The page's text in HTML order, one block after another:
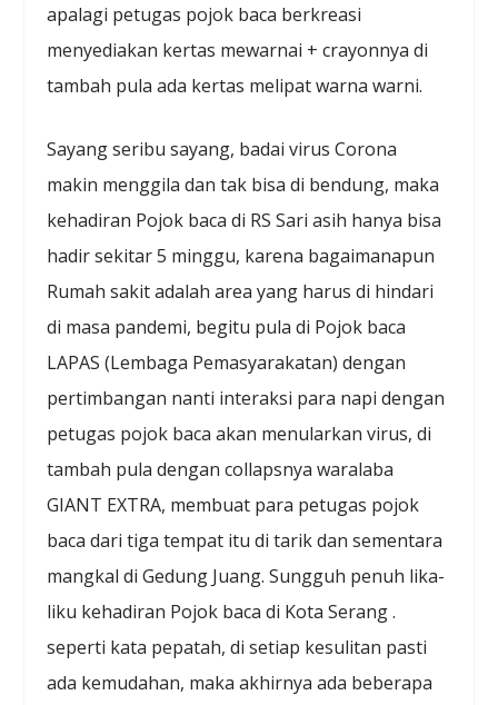
apalagi petugas pojok baca berkreasi
menyediakan kertas mewarnai + crayonnya di
tambah pula ada kertas melipat warna warni.
Sayang seribu sayang, badai virus Corona
makin menggila dan tak bisa di bendung, maka
kehadiran Pojok baca di RS Sari asih hanya bisa
hadir sekitar 5 minggu, karena bagaimanapun
Rumah sakit adalah area yang harus di hindari
di masa pandemi, begitu pula di Pojok baca
LAPAS (Lembaga Pemasyarakatan) dengan
pertimbangan nanti interaksi para napi dengan
petugas pojok baca akan menularkan virus, di
tambah pula dengan collapsnya waralaba
GIANT EXTRA, membuat para petugas pojok
baca dari tiga tempat itu di tarik dan sementara
mangkal di Gedung Juang. Sungguh penuh lika-
liku kehadiran Pojok baca di Kota Serang .
seperti kata pepatah, di setiap kesulitan pasti
ada kemudahan, maka akhirnya ada beberapa